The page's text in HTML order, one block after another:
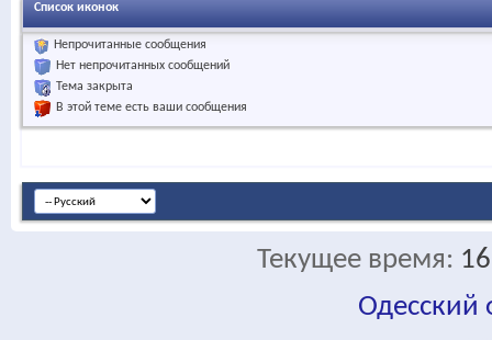
Список иконок
Непрочитанные сообщения
Нет непрочитанных сообщений
Тема закрыта
В этой теме есть ваши сообщения
Текущее время:
Одесский